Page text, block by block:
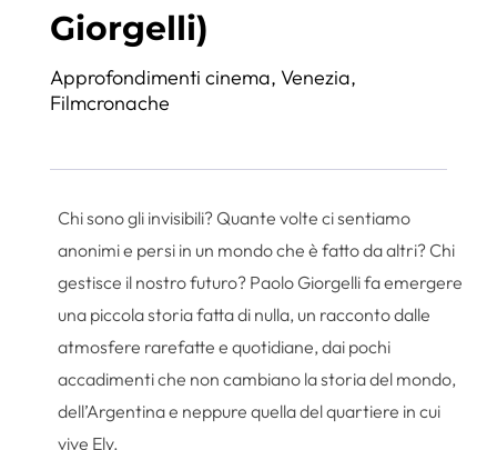
Giorgelli)
Approfondimenti cinema, Venezia,
Filmcronache
Chi sono gli invisibili? Quante volte ci sentiamo
anonimi e persi in un mondo che è fatto da altri? Chi
gestisce il nostro futuro? Paolo Giorgelli fa emergere
una piccola storia fatta di nulla, un racconto dalle
atmosfere rarefatte e quotidiane, dai pochi
accadimenti che non cambiano la storia del mondo,
dell’Argentina e neppure quella del quartiere in cui
vive Ely.